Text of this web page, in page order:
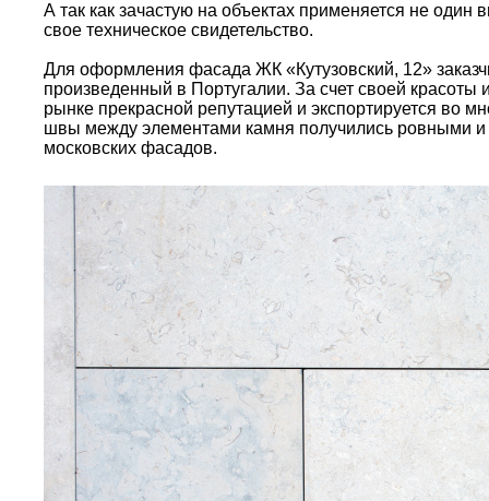
А так как зачастую на объектах применяется не один
свое техническое свидетельство.
Для оформления фасада ЖК «Кутузовский, 12»
произведенный в Португалии. За счет своей
рынке прекрасной репутацией и экспортируется во
швы между элементами камня получились ровными и
московских фасадов.